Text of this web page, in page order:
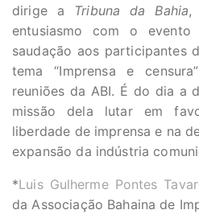
dirige a Tribuna da Bahia,
entusiasmo com o
saudação aos participantes
tema “Imprensa e
reuniões da ABI. É do dia a
missão dela lutar em
liberdade de imprensa e na
expansão da indústria
*Luis Gulherme Pontes
da Associação Bahaina de